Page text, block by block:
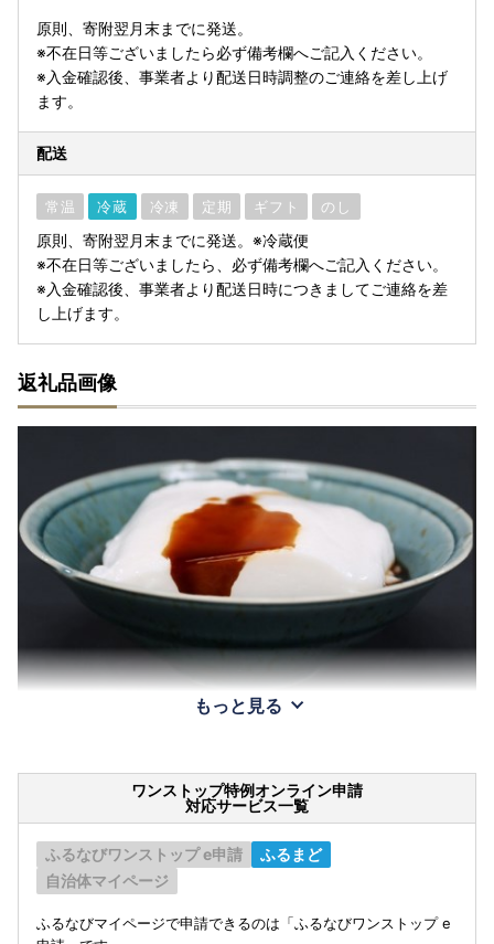
原則、寄附翌月末までに発送。
※不在日等ございましたら必ず備考欄へご記入ください。
※入金確認後、事業者より配送日時調整のご連絡を差し上げ
ます。
配送
常温 冷蔵 冷凍 定期 ギフト のし
原則、寄附翌月末までに発送。※冷蔵便
※不在日等ございましたら、必ず備考欄へご記入ください。
※入金確認後、事業者より配送日時につきましてご連絡を差
し上げます。
返礼品画像
もっと見る
ワンストップ特例オンライン申請
対応サービス一覧
ふるなびワンストップ e申請
ふるまど
自治体マイページ
ふるなびマイページで申請できるのは「ふるなびワンストップ e